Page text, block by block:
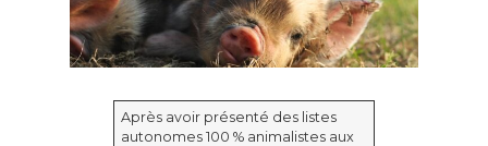
Après avoir présenté des listes
autonomes 100 % animalistes aux